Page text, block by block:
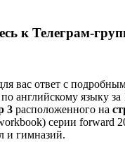
к Телеграм-
вас ответ c
английскому языку за
3 расположенного на
серии forward
и гимназий.